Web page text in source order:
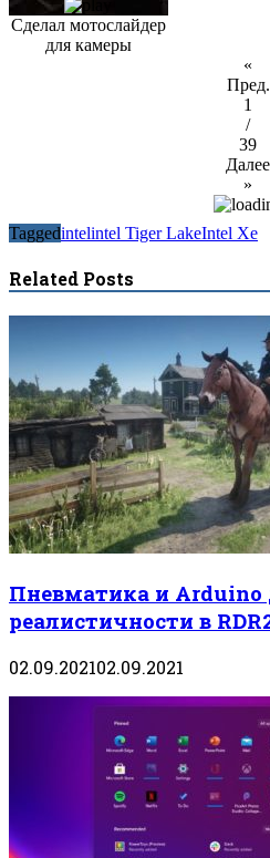
Сделал мотослайдер
для камеры
«
Пред.
1
/
39
Далее
»
Taggedintelintel Tiger LakeIntel Xe
Related Posts
Пневматика и Arduino
реалистичности в
02.09.202102.09.2021